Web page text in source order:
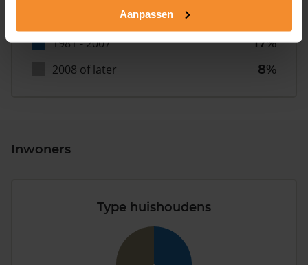
Aanpassen
1981 - 2007
17%
2008 of later
8%
Inwoners
Type huishoudens